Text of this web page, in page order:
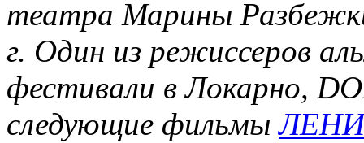
театра Марины
г. Один из режиссеров
фестивали в Локарно,
следующие фильмы